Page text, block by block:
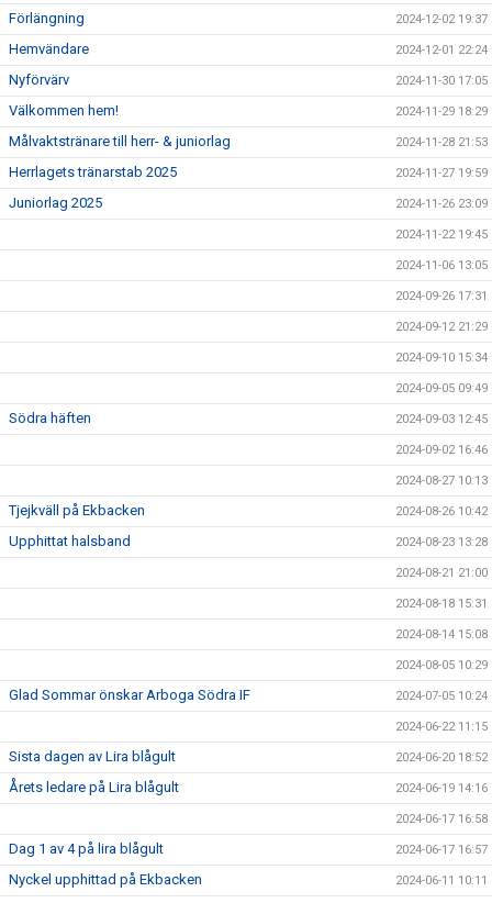
Förlängning 2024-12-02 19:37
Hemvändare 2024-12-01 22:24
Nyförvärv 2024-11-30 17:05
Välkommen hem! 2024-11-29 18:29
Målvaktstränare till herr- & juniorlag 2024-11-28 21:53
Herrlagets tränarstab 2025 2024-11-27 19:59
Juniorlag 2025 2024-11-26 23:09
2024-11-22 19:45
2024-11-06 13:05
2024-09-26 17:31
2024-09-12 21:29
2024-09-10 15:34
2024-09-05 09:49
Södra häften 2024-09-03 12:45
2024-09-02 16:46
2024-08-27 10:13
Tjejkväll på Ekbacken 2024-08-26 10:42
Upphittat halsband 2024-08-23 13:28
2024-08-21 21:00
2024-08-18 15:31
2024-08-14 15:08
2024-08-05 10:29
Glad Sommar önskar Arboga Södra IF 2024-07-05 10:24
2024-06-22 11:15
Sista dagen av Lira blågult 2024-06-20 18:52
Årets ledare på Lira blågult 2024-06-19 14:16
2024-06-17 16:58
Dag 1 av 4 på lira blågult 2024-06-17 16:57
Nyckel upphittad på Ekbacken 2024-06-11 10:11